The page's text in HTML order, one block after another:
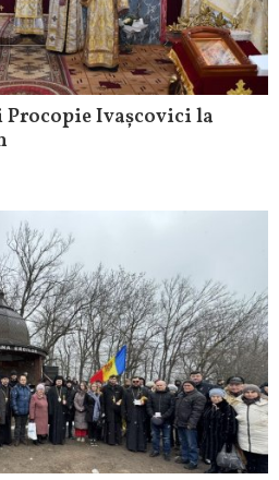
Ivașcovici la